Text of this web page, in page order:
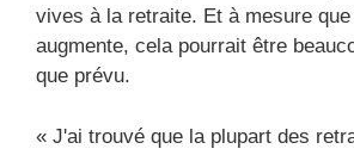
vives à la retraite. Et à mesure
augmente, cela pourrait être
que prévu.
« J'ai trouvé que la plupart des